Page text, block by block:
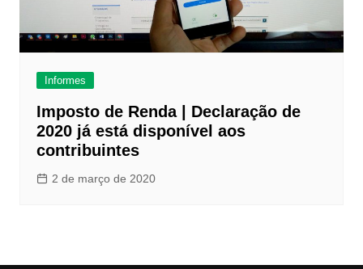
Informes
Imposto de Renda | Declaração de
2020 já está disponível aos
contribuintes
2 de março de 2020